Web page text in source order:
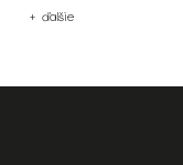
+ ďalšie